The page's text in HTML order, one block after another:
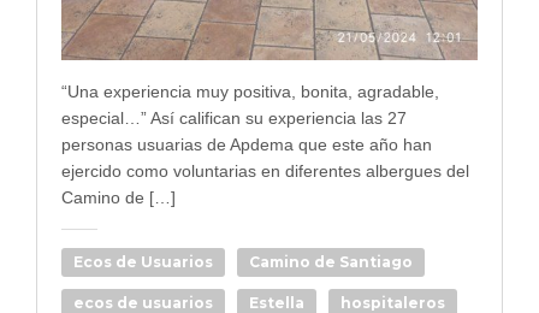
“Una experiencia muy positiva, bonita, agradable,
especial…” Así califican su experiencia las 27
personas usuarias de Apdema que este año han
ejercido como voluntarias en diferentes albergues del
Camino de […]
Ecos de Usuarios Camino de Santiago
ecos de usuarios Estella hospitaleros